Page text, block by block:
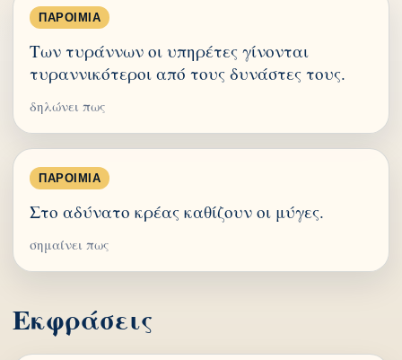
ΠΑΡΟΙΜΊΑ
Των τυράννων οι υπηρέτες γίνονται
τυραννικότεροι από τους δυνάστες τους.
δηλώνει πως
ΠΑΡΟΙΜΊΑ
Στο αδύνατο κρέας καθίζουν οι μύγες.
σημαίνει πως
Εκφράσεις